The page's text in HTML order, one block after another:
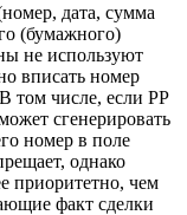
дата, сумма
(бумажного)
не используют
вписать номер
том числе, если РР
сгенерировать
номер в поле
однако
приоритетно, чем
факт сделки